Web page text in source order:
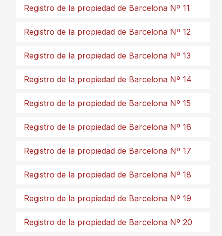
Registro de la propiedad de Barcelona Nº 11
Registro de la propiedad de Barcelona Nº 12
Registro de la propiedad de Barcelona Nº 13
Registro de la propiedad de Barcelona Nº 14
Registro de la propiedad de Barcelona Nº 15
Registro de la propiedad de Barcelona Nº 16
Registro de la propiedad de Barcelona Nº 17
Registro de la propiedad de Barcelona Nº 18
Registro de la propiedad de Barcelona Nº 19
Registro de la propiedad de Barcelona Nº 20